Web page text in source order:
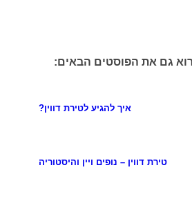
גם את הפוסטים הבאים:
איך להגיע לטירת דווין?
טירת דווין – נופים ויין והיסטוריה